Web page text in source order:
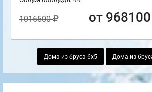
1016500 от 968100
Дома из бруса 6х5 Дома из